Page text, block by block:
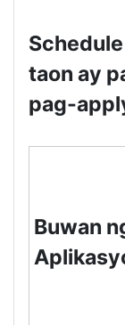
taon ay
pag-
Buwan